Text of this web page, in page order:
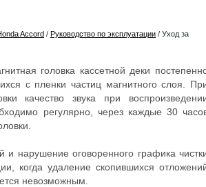
Accord / Руководство по эксплуатации / Уход за
головка кассетной деки
с пленки частиц магнитного слоя.
качество звука при
регулярно, через каждые 30
нарушение оговоренного графика
когда удаление скопившихся
невозможным.